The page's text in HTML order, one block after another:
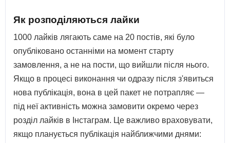
Як розподіляються лайки
1000 лайків лягають саме на 20 постів, які було
опубліковано останніми на момент старту
замовлення, а не на пости, що вийшли після нього.
Якщо в процесі виконання чи одразу після з'явиться
нова публікація, вона в цей пакет не потрапляє —
під неї активність можна замовити окремо через
розділ лайків в Інстаграм. Це важливо враховувати,
якщо планується публікація найближчими днями: